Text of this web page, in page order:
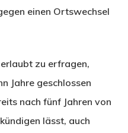
einen Ortswechsel
zu erfragen,
Jahre geschlossen
nach fünf Jahren von
lässt, auch